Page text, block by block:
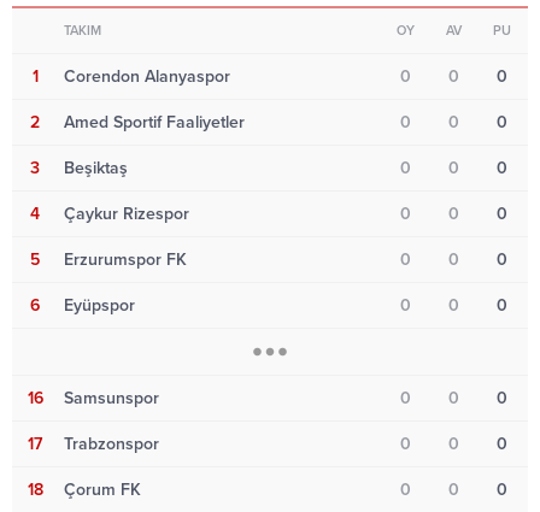
TAKIM OY AV PU
1 Corendon Alanyaspor 0 0 0
2 Amed Sportif Faaliyetler 0 0 0
3 Beşiktaş 0 0 0
4 Çaykur Rizespor 0 0 0
5 Erzurumspor FK 0 0 0
6 Eyüpspor 0 0 0
16 Samsunspor 0 0 0
17 Trabzonspor 0 0 0
18 Çorum FK 0 0 0